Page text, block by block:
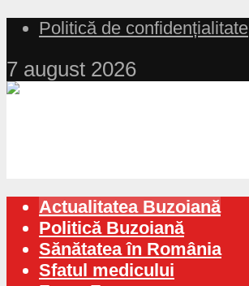
Politică de confidențialitate
7 august 2026
Actualitatea Buzoiană
Politică Buzoiană
Sănătatea în România
Sfatul medicului